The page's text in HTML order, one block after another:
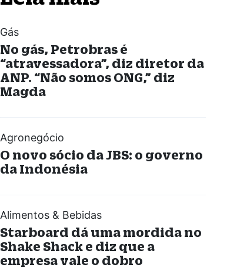
Gás
No gás, Petrobras é
“atravessadora”, diz diretor da
ANP. “Não somos ONG,” diz
Magda
Agronegócio
O novo sócio da JBS: o governo
da Indonésia
Alimentos & Bebidas
Starboard dá uma mordida no
Shake Shack e diz que a
empresa vale o dobro